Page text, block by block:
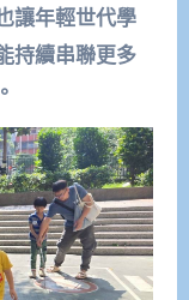
讓年輕世代學
持續串聯更多